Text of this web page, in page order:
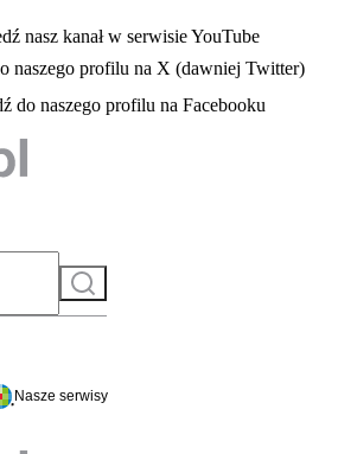
się w nowej karcie
nasz kanał w serwisie YouTube
karcie
naszego profilu na X (dawniej Twitter)
się w nowej karcie
do naszego profilu na Facebooku
Szukaj
do serwisu
Nasze serwisy